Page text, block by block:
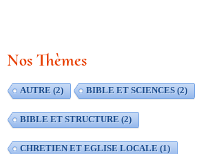
Nos Thèmes
AUTRE (2) BIBLE ET SCIENCES (2)
BIBLE ET STRUCTURE (2)
CHRETIEN ET EGLISE LOCALE (1)